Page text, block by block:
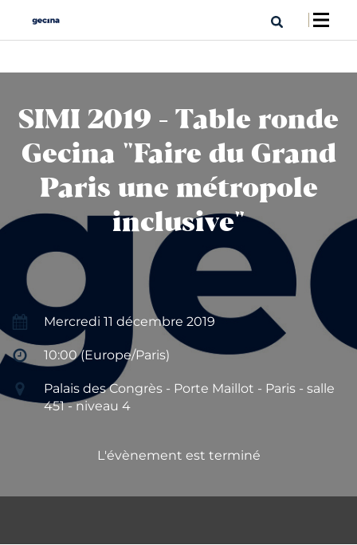
SIMI 2019 - Table ronde
Gecina "Faire du Grand
Paris une métropole
inclusive"
Mercredi 11 décembre 2019
10:00 (Europe/Paris)
Palais des Congrès - Porte Maillot - Paris - salle
451 - niveau 4
L'évènement est terminé